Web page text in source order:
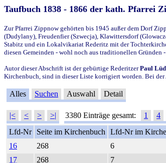
Taufbuch 1838 - 1866 der kath. Pfarrei
Zur Pfarrei Zippnow gehörten bis 1945 außer dem Dorf
(Dudylany), Freudenfier (Szwecja), Klawittersdorf
Stabitz und ein Lokalvikariat Rederitz mit der
diesen Gemeinden - wohl noch aus traditionellen Gründen
Autor dieser Abschrift ist der gebürtige RederitzerPaul
Kirchenbuch, sind in dieser Liste korrigiert worden. Bei
Alles Suchen Auswahl Detail
|< < > >| 3380 Einträge gesamt: 1 4
Lfd-Nr
Seite im Kirchenbuch Lfd-Nr im
16
268 6
17
268 7